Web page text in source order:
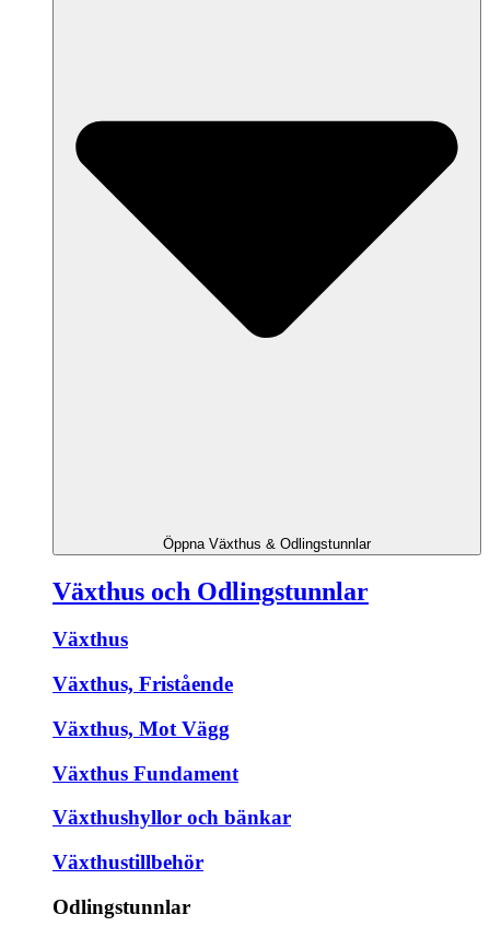
Öppna Växthus & Odlingstunnlar
Växthus och Odlingstunnlar
Växthus
Växthus, Fristående
Växthus, Mot Vägg
Växthus Fundament
Växthushyllor och bänkar
Växthustillbehör
Odlingstunnlar